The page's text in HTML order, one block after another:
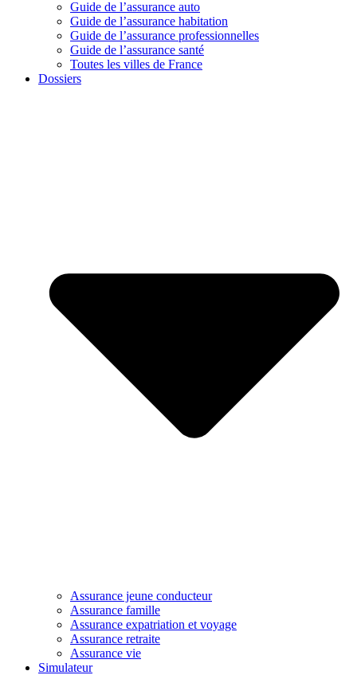
Guide de l’assurance auto
Guide de l’assurance habitation
Guide de l’assurance professionnelles
Guide de l’assurance santé
Toutes les villes de France
Dossiers
Assurance jeune conducteur
Assurance famille
Assurance expatriation et voyage
Assurance retraite
Assurance vie
Simulateur